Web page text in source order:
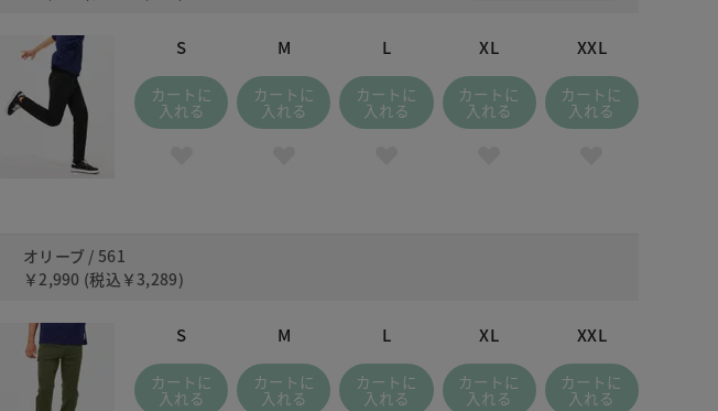
561 オリーブ
S
カートに
入れる
M
カートに
入れる
L
カートに
入れる
XL
カートに
入れる
XXL
カートに
入れる
オリーブ / 561
￥2,990 (税込 ￥3,289)
S
カートに
入れる
M
カートに
入れる
L
カートに
入れる
XL
カートに
入れる
XXL
カートに
入れる